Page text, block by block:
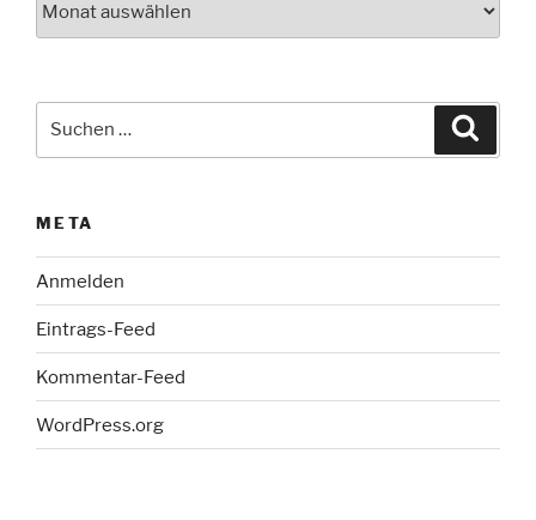
META
Anmelden
Eintrags-Feed
Kommentar-Feed
WordPress.org